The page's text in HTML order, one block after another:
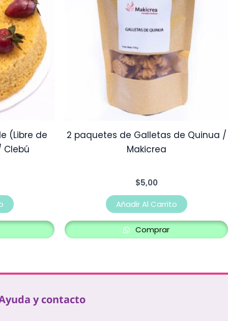
(Libre de
Clebú
2 paquetes de Galletas de Quinua /
Makicrea
$5,00
Añadir Al Carrito
Comprar
y contacto